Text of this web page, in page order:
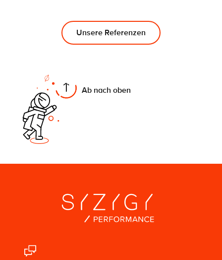
Unsere Referenzen
Ab nach oben